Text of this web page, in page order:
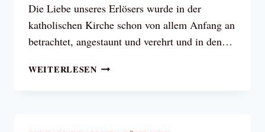
INHALT
SEINER
BOTSCHAFT
IN
Die Liebe unseres Erlösers wurde in der
katholischen Kirche schon von allem Anfang an
betrachtet, angestaunt und verehrt und in den…
WEITERLESENWIE